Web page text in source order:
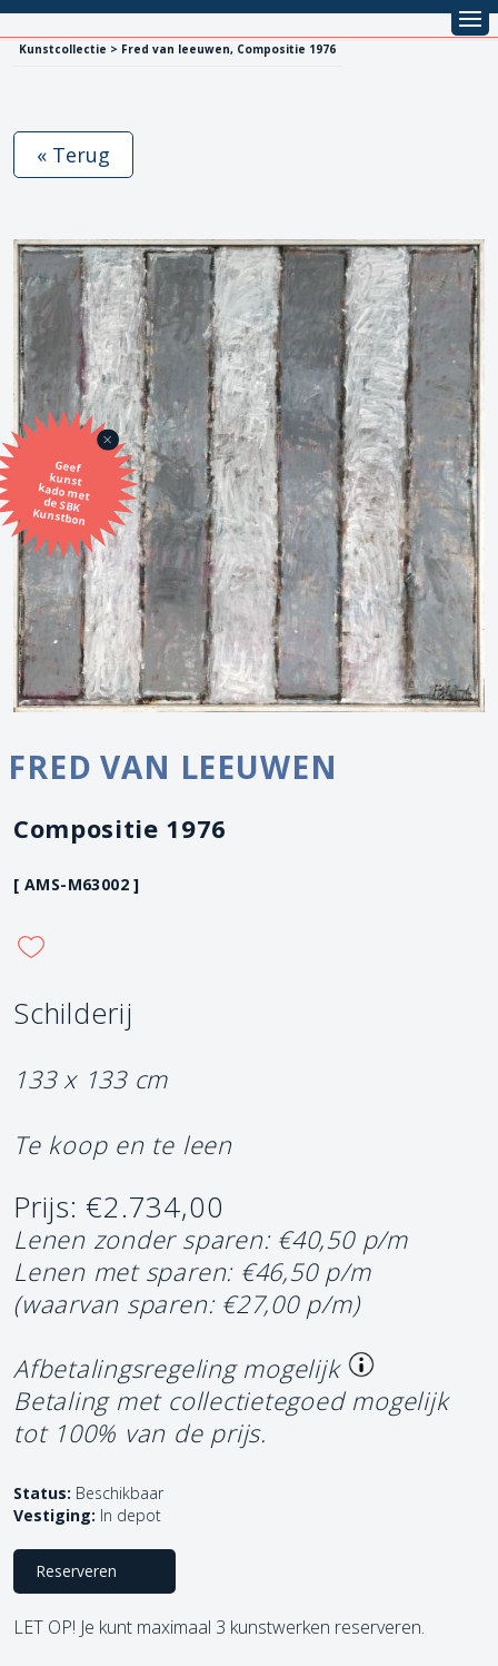
Kunstcollectie > Fred van leeuwen, Compositie 1976
Geef
kunst
kado met
de SBK
Kunstbon
« Terug
FRED VAN LEEUWEN
Compositie 1976
[ AMS-M63002 ]
Schilderij
133 x 133 cm
Te koop en te leen
Prijs: €2.734,00
Lenen zonder sparen: €40,50 p/m
Lenen met sparen: €46,50 p/m
(waarvan sparen: €27,00 p/m)
Afbetalingsregeling mogelijk
Betaling met collectietegoed mogelijk
tot 100% van de prijs.
Status: Beschikbaar
Vestiging: In depot
Reserveren
LET OP! Je kunt maximaal 3 kunstwerken reserveren.